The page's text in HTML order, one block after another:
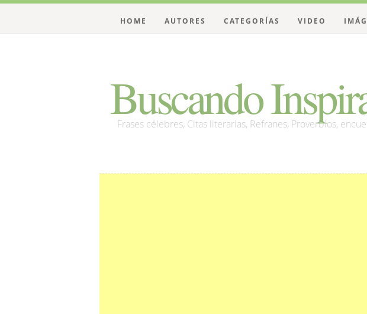
Buscando
Frases célebres, Citas literarias, Refranes, Proverbios,
HOME AUTORES CATEGORÍAS VIDEO